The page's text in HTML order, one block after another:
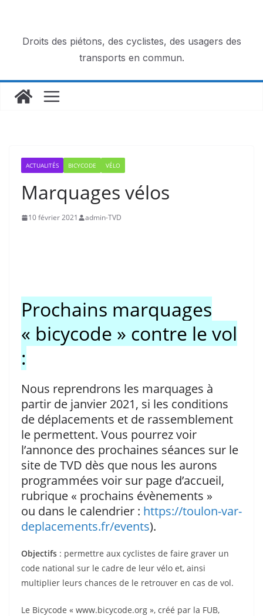
contenuDroits des piétons, des cyclistes, des usagers des
transports en commun.
ACTUALITÉS BICYCODE VÉLO
Marquages vélos
10 février 2021 admin-TVD
Prochains marquages
« bicycode » contre le vol
:
Nous reprendrons les marquages à
partir de janvier 2021, si les conditions
de déplacements et de rassemblement
le permettent. Vous pourrez voir
l’annonce des prochaines séances sur le
site de TVD dès que nous les aurons
programmées voir sur page d’accueil,
rubrique « prochains évènements »
ou dans le calendrier : https://toulon-var-
deplacements.fr/events).
Objectifs : permettre aux cyclistes de faire graver un
code national sur le cadre de leur vélo et, ainsi
multiplier leurs chances de le retrouver en cas de vol.
Le Bicycode « www.bicycode.org », créé par la FUB,